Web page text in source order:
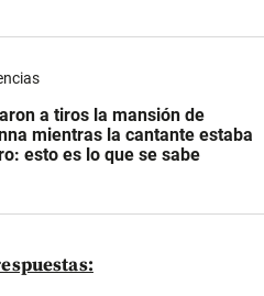
a tiros la mansión de
mientras la cantante estaba
esto es lo que se sabe